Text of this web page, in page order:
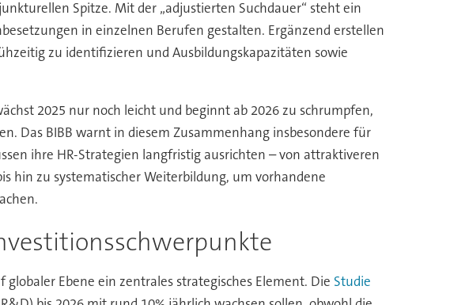
Spitze. Mit der „adjustierten Suchdauer“ steht ein
in einzelnen Berufen gestalten. Ergänzend erstellen
zu identifizieren und Ausbildungskapazitäten sowie
2025 nur noch leicht und beginnt ab 2026 zu schrumpfen,
Das BIBB warnt in diesem Zusammenhang insbesondere für
ihre HR-Strategien langfristig ausrichten – von attraktiveren
hin zu systematischer Weiterbildung, um vorhandene
globaler Ebene ein zentrales strategisches Element. Die Studie